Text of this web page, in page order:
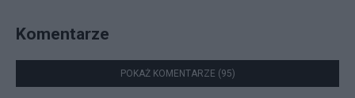
Komentarze
POKAŻ KOMENTARZE (95)